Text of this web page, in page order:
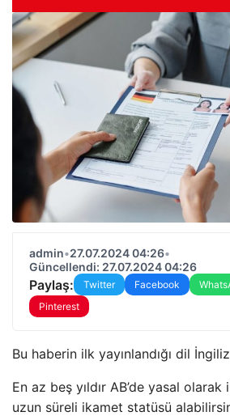
admin•27.07.2024 04:26•
Güncellendi: 27.07.2024 04:26
Paylaş: Twitter Facebook
Pinterest
Bu haberin ilk yayınlandığı dil
En az beş yıldır AB’de yasal
uzun süreli ikamet statüsü